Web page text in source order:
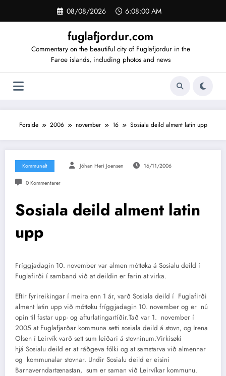
indhold
08/08/2026 6:08:00 AM
fuglafjordur.com
Commentary on the beautiful city of Fuglafjordur in the
Faroe islands, including photos and news
Forside 2006 november 16 Sosiala deild alment latin upp
Kommunalt Jóhan Heri Joensen 16/11/2006
0 Kommentarer
Sosiala deild alment latin
upp
Fríggjadagin 10. november var almen móttøka á Sosialu deild í
Fuglafirði í samband við at deildin er farin at virka.
Eftir fyrireikingar í meira enn 1 ár, varð Sosiala deild í Fuglafirði
alment latin upp við móttøku fríggjadagin 10. november og er nú
opin til fastar upp- og afturlatingartíðir.Tað var 1. november í
2005 at Fuglafjarðar kommuna setti sosiala deild á stovn, og Irena
Olsen í Leirvík varð sett sum leiðari á stovninum.Virkisøki
hjá Sosialu deild er at ráðgeva fólki og at samstarva við almennar
og kommunalar stovnar. Undir Sosialu deild er eisini
Barnaverndartænastan, sum er saman við Leirvíkar kommunu.